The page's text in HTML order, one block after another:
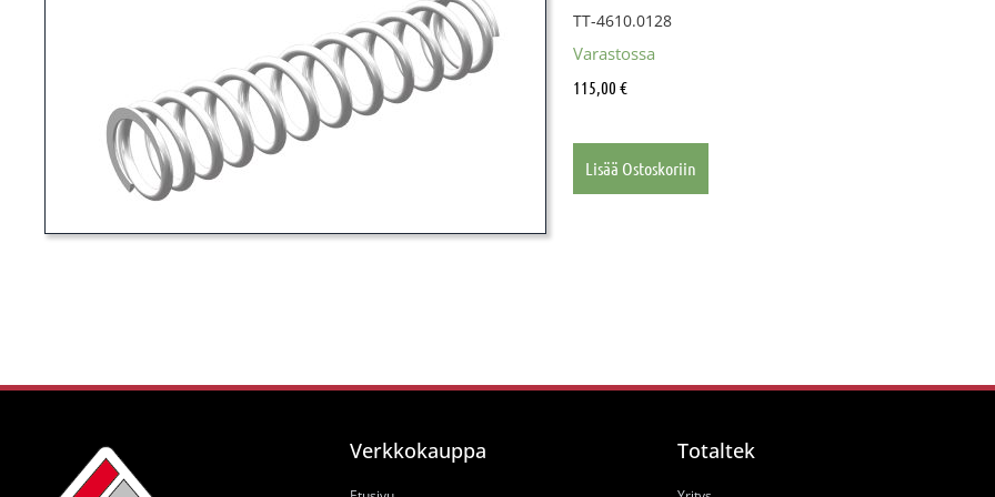
TT-4610.0128
Varastossa
115,00 €
Lisää Ostoskoriin
Verkkokauppa Totaltek